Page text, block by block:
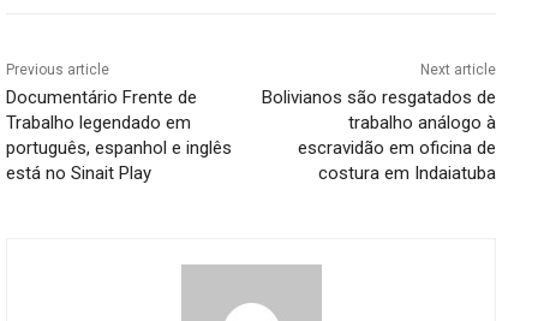
Previous article
Documentário Frente de
Trabalho legendado em
português, espanhol e inglês
está no Sinait Play
Next article
Bolivianos são resgatados de
trabalho análogo à
escravidão em oficina de
costura em Indaiatuba